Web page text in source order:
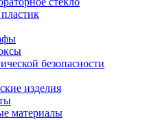
безопасности
изделия
материалы